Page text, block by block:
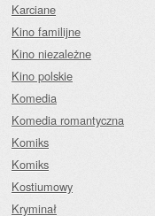
Karciane
Kino familijne
Kino niezależne
Kino polskie
Komedia
Komedia romantyczna
Komiks
Komiks
Kostiumowy
Kryminał